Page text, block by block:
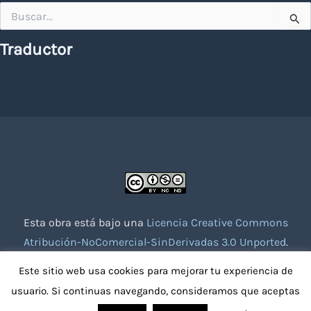
por:
Traductor
Esta obra está bajo una Licencia Creative Commons
Atribución-NoComercial-SinDerivadas 3.0 Unported.
Este sitio web usa cookies para mejorar tu experiencia de
usuario. Si continuas navegando, consideramos que aceptas